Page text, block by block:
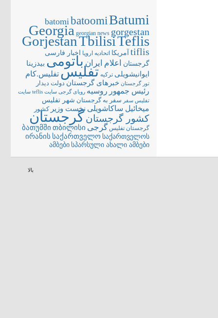
batomibatoomiBatumi
Georgia georgian news gorgestan
GorjestanTbilisiTeflis
tiflis آمریکا اتحادیه اروپا
اخبار فارسی
گرجستان
اعلام ایران باتومی بیدزینا
ایوانیشویلی ترکیه تفلیستفلیس.کام
تور گرجستان خبرهای گرجستان دولت دیدار
رئیس جمهور روسیه رویای گرجی سایت teflis
سایت
تفلیس سفر سفر به گرجستان شهر تفلیس
میخائیل ساکاشویلی نخست وزیر کشور
کشور گرجستانگرجستان
گرجستان تفلیس گرجی ბათუმში თბილისი
ირანის საქართველო საქართველოს
ამბები სპარსული ახალი ამბები
بالا